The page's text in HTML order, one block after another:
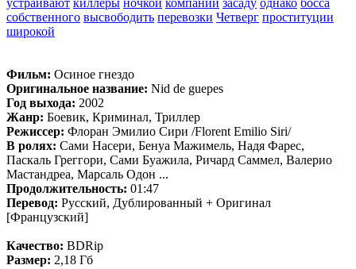
собственного высвободить перевозки Четверг проституции
широкой
Фильм: Осиное гнездо
Оригинальное название: Nid de guepes
Год выхода: 2002
Жанр: Боевик, Криминал, Триллер
Режиссер: Флоран Эмилио Сири /Florent Emilio Siri/
В ролях: Сами Насери, Бенуа Мажимель, Надя Фарес,
Паскаль Греггори, Сами Буажила, Ричард Саммел, Валерио
Мастандреа, Марсаль Одон ...
Продолжительность: 01:47
Перевод: Русский, Дублированный + Оригинал
[Французский]
Качество: BDRip
Размер: 2,18 Гб